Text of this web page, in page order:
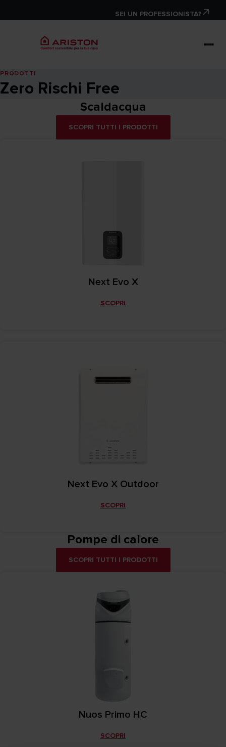
SEI UN PROFESSIONISTA?
PRODOTTI
Zero Rischi Free
Scaldacqua
SCOPRI TUTTI I PRODOTTI
Next Evo X
SCOPRI
Next Evo X Outdoor
SCOPRI
Pompe di calore
SCOPRI TUTTI I PRODOTTI
Nuos Primo HC
SCOPRI